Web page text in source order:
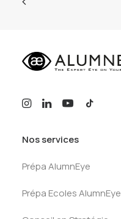
Nos services
Prépa AlumnEye
Prépa Ecoles AlumnEye